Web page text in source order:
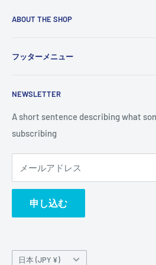
ABOUT THE SHOP
and vision. You can change it in the
フッターメニュー
NEWSLETTER
A short sentence describing what
subscribing
メールアドレス
申し込む
国/日本 (JPY ¥)